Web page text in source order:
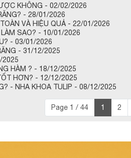
KHÔNG - 02/02/2026
- 28/01/2026
VÀ HIỆU QUẢ - 22/01/2026
SAO? - 10/01/2026
- 03/01/2026
- 31/12/2025
2025
HÀM ? - 18/12/2025
HƠN? - 12/12/2025
- NHA KHOA TULIP - 08/12/2025
Page 1 / 44 1 2